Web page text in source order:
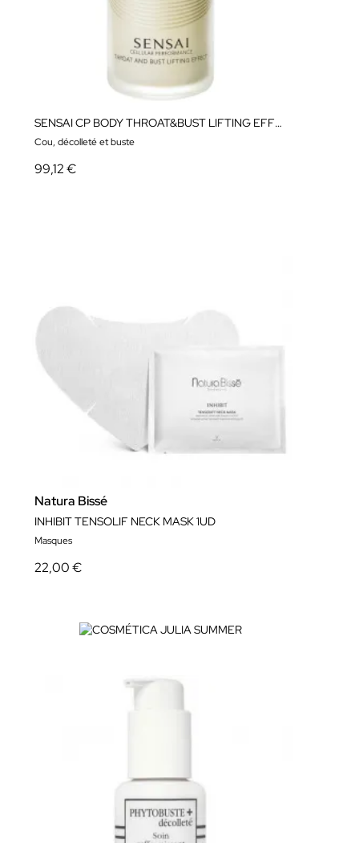
SENSAI CP BODY THROAT&BUST LIFTING EFFECT 100ml
Cou, décolleté et buste
99,12 €
Natura Bissé
INHIBIT TENSOLIF NECK MASK 1UD
Masques
22,00 €